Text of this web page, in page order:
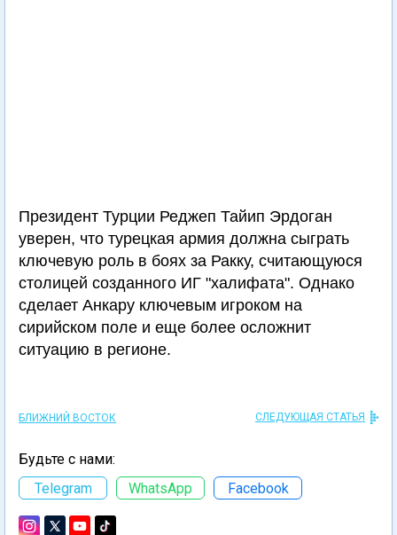
Президент Турции Реджеп Тайип Эрдоган
уверен, что турецкая армия должна сыграть
ключевую роль в боях за Ракку, считающуюся
столицей созданного ИГ "халифата". Однако
сделает Анкару ключевым игроком на
сирийском поле и еще более осложнит
ситуацию в регионе.
БЛИЖНИЙ ВОСТОК СЛЕДУЮЩАЯ СТАТЬЯ
Будьте с нами:
Telegram
WhatsApp Facebook